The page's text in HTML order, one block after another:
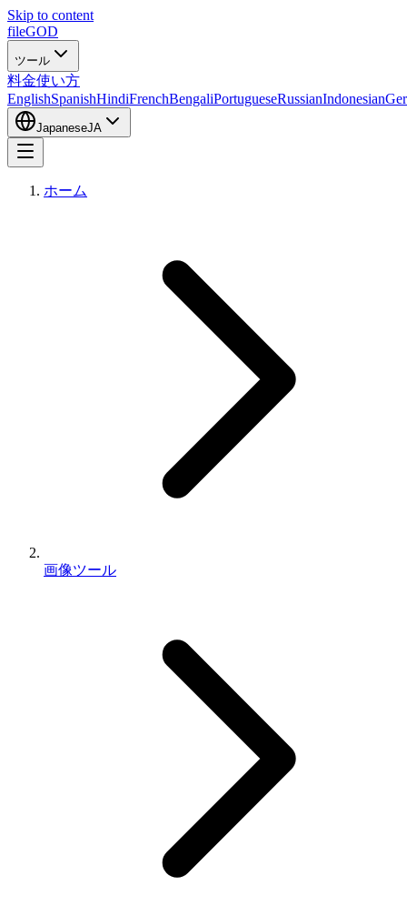
Skip to content
fileGOD
ツール
料金使い方
EnglishSpanishHindiFrenchBengaliPortugueseRussianIndonesian
JapaneseJA
ホーム
画像ツール